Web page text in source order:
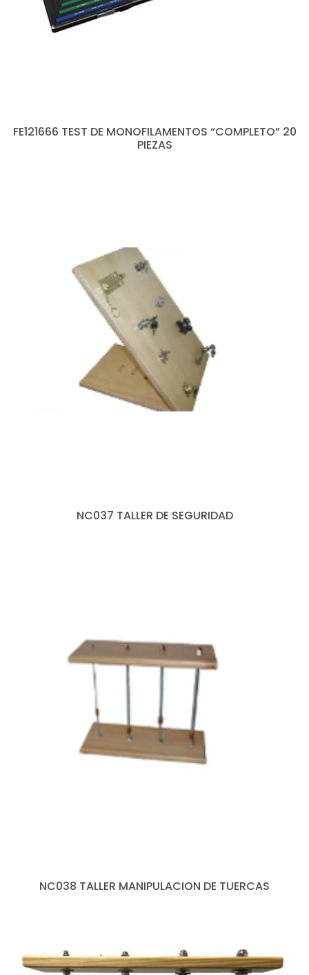
FE121666 TEST DE MONOFILAMENTOS “COMPLETO” 20
PIEZAS
NC037 TALLER DE SEGURIDAD
NC038 TALLER MANIPULACION DE TUERCAS